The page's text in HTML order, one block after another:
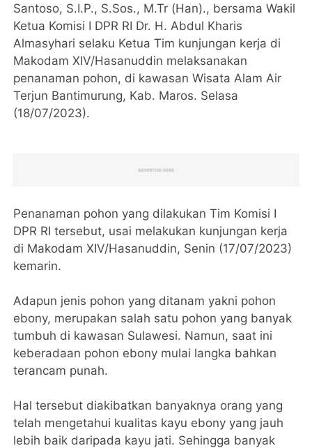
Santoso, S.I.P., S.Sos., M.Tr (Han)., bersama Wakil
Ketua Komisi I DPR RI Dr. H. Abdul Kharis
Almasyhari selaku Ketua Tim kunjungan kerja di
Makodam XIV/Hasanuddin melaksanakan
penanaman pohon, di kawasan Wisata Alam Air
Terjun Bantimurung, Kab. Maros. Selasa
(18/07/2023).
Penanaman pohon yang dilakukan Tim Komisi I
DPR RI tersebut, usai melakukan kunjungan kerja
di Makodam XIV/Hasanuddin, Senin (17/07/2023)
kemarin.
Adapun jenis pohon yang ditanam yakni pohon
ebony, merupakan salah satu pohon yang banyak
tumbuh di kawasan Sulawesi. Namun, saat ini
keberadaan pohon ebony mulai langka bahkan
terancam punah.
Hal tersebut diakibatkan banyaknya orang yang
telah mengetahui kualitas kayu ebony yang jauh
lebih baik daripada kayu jati. Sehingga banyak